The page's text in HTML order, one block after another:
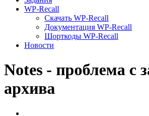
WP-Recall
Скачать WP-Recall
Документация WP-Recall
Шорткоды WP-Recall
Новости
Notes - проблема с
архива